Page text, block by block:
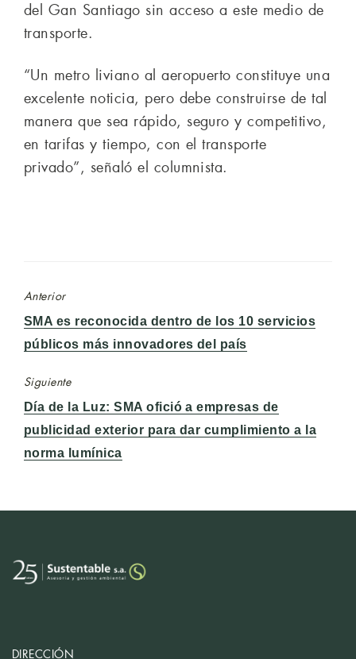
del Gan Santiago sin acceso a este medio de
transporte.
“Un metro liviano al aeropuerto constituye una
excelente noticia, pero debe construirse de tal
manera que sea rápido, seguro y competitivo,
en tarifas y tiempo, con el transporte
privado”, señaló el columnista.
Anterior
Entrada
anterior:
SMA es reconocida dentro de los 10 servicios
públicos más innovadores del país
Siguiente
Entrada
siguiente:
Día de la Luz: SMA ofició a empresas de
publicidad exterior para dar cumplimiento a la
norma lumínica
DIRECCIÓN